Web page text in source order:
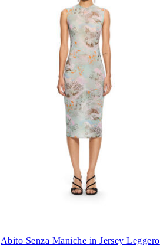
Abito Senza Maniche in Jersey Leggero